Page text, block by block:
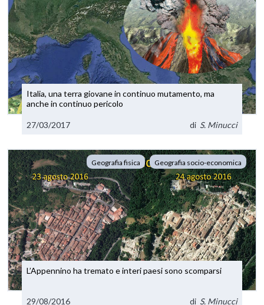
Italia, una terra giovane in continuo mutamento, ma
anche in continuo pericolo
27/03/2017 di S. Minucci
Geografia fisica Geografia socio-economica
L’Appennino ha tremato e interi paesi sono scomparsi
29/08/2016 di S. Minucci